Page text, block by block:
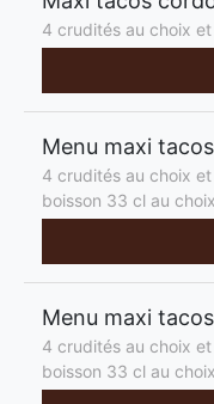
4 crudités au choix
Menu maxi
4 crudités au choix
boisson 33 cl au choix
Menu maxi
4 crudités au choix
boisson 33 cl au choix